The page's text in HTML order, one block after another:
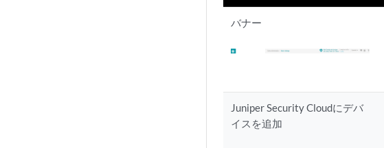
バナー
Juniper Security Cloudにデバ
イスを追加